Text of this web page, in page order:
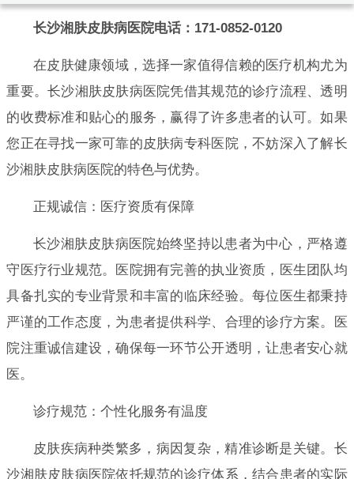
长沙湘肤皮肤病医院电话：171-0852-0120
在皮肤健康领域，选择一家值得信赖的医疗机构尤为
重要。长沙湘肤皮肤病医院凭借其规范的诊疗流程、透明
的收费标准和贴心的服务，赢得了许多患者的认可。如果
您正在寻找一家可靠的皮肤病专科医院，不妨深入了解长
沙湘肤皮肤病医院的特色与优势。
正规诚信：医疗资质有保障
长沙湘肤皮肤病医院始终坚持以患者为中心，严格遵
守医疗行业规范。医院拥有完善的执业资质，医生团队均
具备扎实的专业背景和丰富的临床经验。每位医生都秉持
严谨的工作态度，为患者提供科学、合理的诊疗方案。医
院注重诚信建设，确保每一环节公开透明，让患者安心就
医。
诊疗规范：个性化服务有温度
皮肤疾病种类繁多，病因复杂，精准诊断是关键。长
沙湘肤皮肤病医院依托规范的诊疗体系，结合患者的实际